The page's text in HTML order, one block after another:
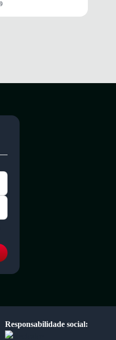
Responsabilidade social: